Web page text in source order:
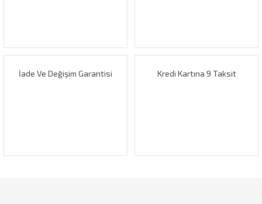
İade Ve Değişim Garantisi Kredi Kartına 9 Taksit